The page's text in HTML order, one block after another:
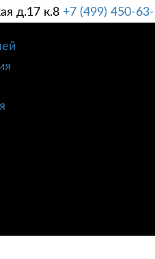
д.17 к.8 +7 (499) 450-